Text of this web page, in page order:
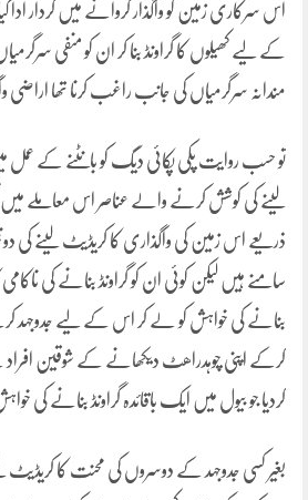
اس سرکاری زمین کو واگذار کروانے میں کردار ادا
کے لیے کھیلوں کا گراونڈ بنا کر ان کو منفی
مندانہ سرگرمیاں کی جانب راغب کرنا تھا اراضی
تو حسب روایت پکی پکائی دیگ کو بانٹنے کے عمل
لینے کی کوشش کرنے والے عناصر اس معاملے
ذریعے اس زمین کی واگذاری کا کریڈیٹ لینے کی
سامنے ہیں لیکن کوئی ان کو گراونڈ بنانے کی ناکامی
بنانے کی خواہش کو لے کر اس کے لیے جدوجہد کرنے
کرکے اپنی چوہدراھٹ دیکھانے کے شوقین
کردیا جو بیول میں ایک باقائدہ گراونڈ بنانے کی
بغیر کسی جدوجہد کے دوسروں کی محنت کا کریڈیٹ